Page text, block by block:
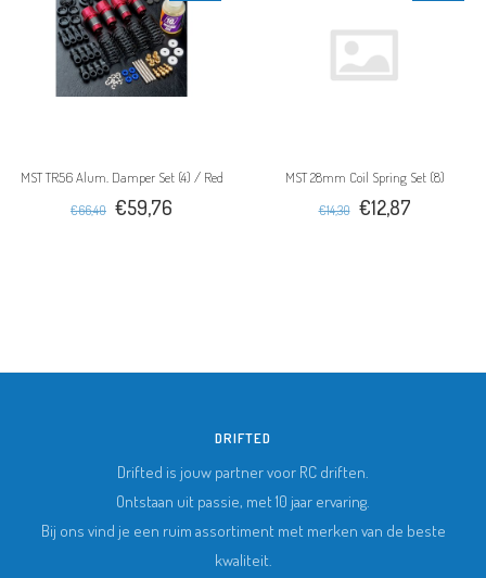
MST TR56 Alum. Damper Set (4) / Red
€66,40 €59,76
MST 28mm Coil Spring Set (8)
€14,30 €12,87
DRIFTED
Drifted is jouw partner voor RC driften.
Ontstaan uit passie, met 10 jaar ervaring.
Bij ons vind je een ruim assortiment met merken van de beste
kwaliteit.